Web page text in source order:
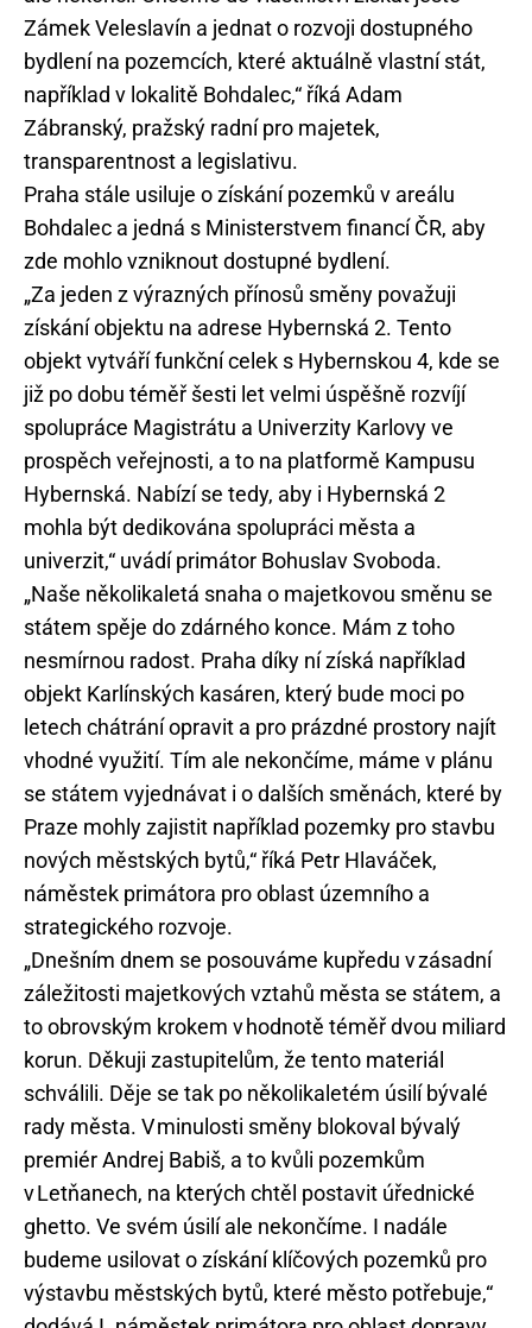
Zámek Veleslavín a jednat o rozvoji dostupného
bydlení na pozemcích, které aktuálně vlastní stát,
například v lokalitě Bohdalec,“ říká Adam
Zábranský, pražský radní pro majetek,
transparentnost a legislativu.
Praha stále usiluje o získání pozemků v areálu
Bohdalec a jedná s Ministerstvem financí ČR, aby
zde mohlo vzniknout dostupné bydlení.
„Za jeden z výrazných přínosů směny považuji
získání objektu na adrese Hybernská 2. Tento
objekt vytváří funkční celek s Hybernskou 4, kde se
již po dobu téměř šesti let velmi úspěšně rozvíjí
spolupráce Magistrátu a Univerzity Karlovy ve
prospěch veřejnosti, a to na platformě Kampusu
Hybernská. Nabízí se tedy, aby i Hybernská 2
mohla být dedikována spolupráci města a
univerzit,“ uvádí primátor Bohuslav Svoboda.
„Naše několikaletá snaha o majetkovou směnu se
státem spěje do zdárného konce. Mám z toho
nesmírnou radost. Praha díky ní získá například
objekt Karlínských kasáren, který bude moci po
letech chátrání opravit a pro prázdné prostory najít
vhodné využití. Tím ale nekončíme, máme v plánu
se státem vyjednávat i o dalších směnách, které by
Praze mohly zajistit například pozemky pro stavbu
nových městských bytů,“ říká Petr Hlaváček,
náměstek primátora pro oblast územního a
strategického rozvoje.
„Dnešním dnem se posouváme kupředu v zásadní
záležitosti majetkových vztahů města se státem, a
to obrovským krokem v hodnotě téměř dvou miliard
korun. Děkuji zastupitelům, že tento materiál
schválili. Děje se tak po několikaletém úsilí bývalé
rady města. V minulosti směny blokoval bývalý
premiér Andrej Babiš, a to kvůli pozemkům
v Letňanech, na kterých chtěl postavit úřednické
ghetto. Ve svém úsilí ale nekončíme. I nadále
budeme usilovat o získání klíčových pozemků pro
výstavbu městských bytů, které město potřebuje,“